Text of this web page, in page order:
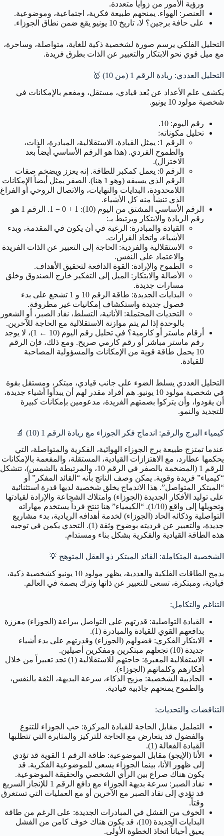
ورؤية الأمور من زوايا متعددة.
العنصر: الهواء. يمنحهم طبيعة فكرية، اجتماعية، وموضوعية.
على حافة برجين؟ لا، تاريخ 10 يونيو يقع ضمن نطاق الجوزاء.
التحليل الفلكي يرسم صورة لشخصية ذكية للغاية، متواصلة، وساحرة،
مع ميل قوي نحو الابتكار والتعبير عن الذات بطرق فريدة.
التحليل العددي: ريادة الرقم 1 (من 10)
🥇
يكشف علم الأعداد عن بُعد قيادي، مستقل، ومفعم بالإمكانات في
شخصية مولود 10 يونيو.
رقم اليوم: 10.
تحليل مكوناته:
الرقم 1: يمثل القيادة، الاستقلالية، المبادرة، الذات،
والطموح الفردي. (هذا هو الرقم الأساسي أيضاً بعد
الاختزال).
الرقم 0: يعمل كمكبر للطاقة. إنه يعزز ويضخم صفات
الرقم الذي يسبقه (وهو 1 هنا). الصفر يمثل أيضاً الإمكانات
اللامحدودة، البدايات والنهايات، والاتصال الروحي أو الفراغ
الذي تنشأ منه كل الأشياء.
الرقم الأساسي المشتق من اليوم (10): 1 + 0 = 1. الرقم 1 هو
رقم الريادة والابتكار ويرتبط بـ:
القيادة والمبادرة: الرغبة في أن يكون في المقدمة، وبدء
الأشياء، واتخاذ القرارات.
الاستقلالية والفردية: الحاجة إلى التعبير عن الذات الفريدة
والاعتماد على النفس.
الطموح والإرادة: القوة الدافعة لتحقيق الأهداف.
الأصالة والابتكار: الميل إلى التفكير خارج الصندوق وخلق
مسارات جديدة.
البدايات الجديدة: طاقة الرقم 10 و 1 تشجع على بدء
فصول جديدة واستكشاف إمكانيات غير مطروقة.
التحديات المحتملة: الأنانية، التسلط، نفاد الصبر، أو الشعور
بالوحدة إذا لم يتم موازنة الاستقلالية مع الحاجة للآخرين.
أرقام ماستر أو كارمية؟ في تحليل رقم اليوم (10 ← 1)، لا يوجد
رقم ماستر مباشر أو رقم كارمي صريح. ومع ذلك، فإن الرقم
10 يحمل طاقة قوية من الإمكانات والمسؤولية المصاحبة
للقيادة.
التحليل العددي يسلط الضوء على جانب قيادي، مبتكر، ومستقل بقوة
في شخصية مولود 10 يونيو. هم أفراد مقدر لهم أن يبدأوا أشياء جديدة،
أن يقودوا، وأن يتركوا بصمتهم الفريدة، مدعومين بإمكانات كبيرة
للتجديد والنمو.
كيمياء البرج والرقم: اندماج فكر الجوزاء مع ريادة الرقم 1 (10) 🔬
عندما تمتزج طبيعة برج الجوزاء الهوائية، الفكرية والمتواصلة، التي
يحكمها عطارد، مع الاهتزازات القيادية، المستقلة، والمفعمة بالإمكانات
للرقم 1 (المضخمة بالصفر في الرقم 10، والمرتبطة بالشمس)، تتشكل
“كيمياء” فريدة وقوية. يمكن وصف الناتج بأنه “القائد المفكر” أو
“المبتكر المتواصل”. هذا الاندماج يخلق شخصية لديها قدرة استثنائية
على توليد الأفكار الجديدة (الجوزاء) وامتلاك الشجاعة والإرادة لقيادتها
وتحويلها إلى واقع (1/10). “الكيمياء” هنا تنتج فرداً يستخدم مهاراته
التواصلية وذكائه الحاد (الجوزاء) لخدمة أهدافه الريادية، بدء مشاريع
جديدة، والتعبير عن فرديته بوضوح وثقة (1). التحدي يكمن في توجيه
هذه الطاقة القيادية والفكرية بشكل بناء ومستدام.
الشخصية المتكاملة: القائد المبتكر ذو العقل المتوهج 💡
بدمج الطاقات الفلكية والعددية، يظهر مولود 10 يونيو كشخصية ذكية،
قيادية، ومبتكرة، تسعى للتعبير عن ذاتها وترك بصمة في العالم.
التناغم والتكامل:
القيادة التواصلية: قدرتهم على التواصل ببراعة (الجوزاء) معززة
بدافعهم القوي للقيادة والمبادرة (1).
الابتكار الفكري: فضولهم (الجوزاء) وقدرتهم على بدء أشياء
جديدة (10) تجعلهم مبتكرين ومفكرين أصيلين.
الاستقلالية المعبرة: حاجتهم للاستقلالية (1) تجد تعبيراً من خلال
أفكارهم وكلماتهم (الجوزاء).
الجاذبية الشخصية: مزيج الذكاء، سرعة البديهة، الثقة بالنفس،
والطموح يمنحهم جاذبية قيادية.
التناقضات والتحديات:
التململ مقابل الحاجة للقيادة المركزة: حب الجوزاء للتنوع
والفضول قد يتعارض مع الحاجة للتركيز والمثابرة التي تتطلبها
القيادة الفعالة (1).
الأنا (الإيجو) مقابل الموضوعية: طاقة الرقم 1 القوية قد تؤدي
إلى ظهور الأنا، بينما الجوزاء يسعى للموضوعية الفكرية. قد
يكون هناك صراع بين الرأي الشخصي والحقيقة الموضوعية.
نفاد الصبر: سرعة بديهة الجوزاء مع دافع الرقم 1 للإنجاز السريع
قد تؤدي إلى نفاد الصبر مع الآخرين أو مع العمليات التي تستغرق
وقتاً.
الخوف من الفشل في المبادرات الجديدة: على الرغم من طاقة
البدايات الجديدة (10)، قد يكون هناك خوف كامن من الفشل
يعيق أحياناً اتخاذ الخطوة الأولى.